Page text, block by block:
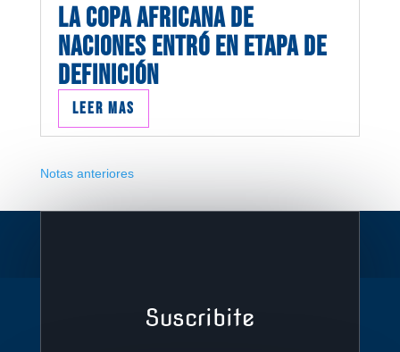
LA COPA AFRICANA DE
NACIONES ENTRÓ EN ETAPA DE
DEFINICIÓN
Leer mas
Notas anteriores
Suscribite